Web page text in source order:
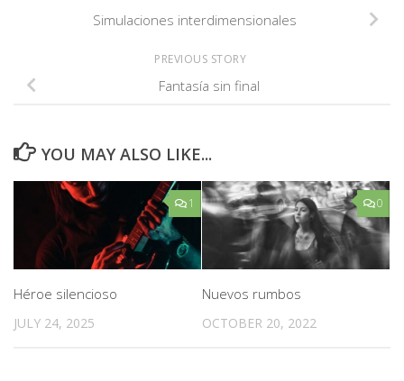
Simulaciones interdimensionales
PREVIOUS STORY
Fantasía sin final
YOU MAY ALSO LIKE...
1
Héroe silencioso
JULY 24, 2025
0
Nuevos rumbos
OCTOBER 20, 2022